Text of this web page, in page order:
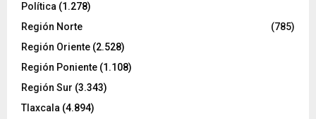
Política (1.278)
Región Norte
(785)
Región Oriente (2.528)
Región Poniente (1.108)
Región Sur (3.343)
Tlaxcala (4.894)